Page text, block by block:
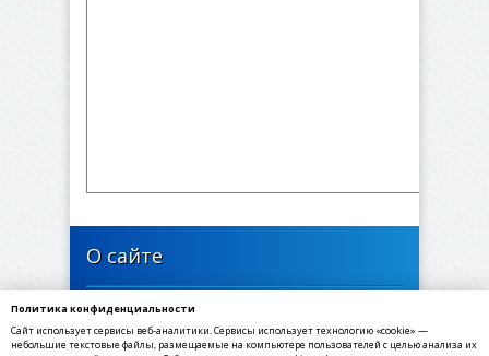
О сайте
446634, Самарская область, Богатовский район,
село Максимовка, Октябрьская улица, 23
Политика конфиденциальности
Сайт использует сервисы веб-аналитики. Сервисы использует технологию «cookie» —
небольшие текстовые файлы, размещаемые на компьютере пользователей с целью анализа их